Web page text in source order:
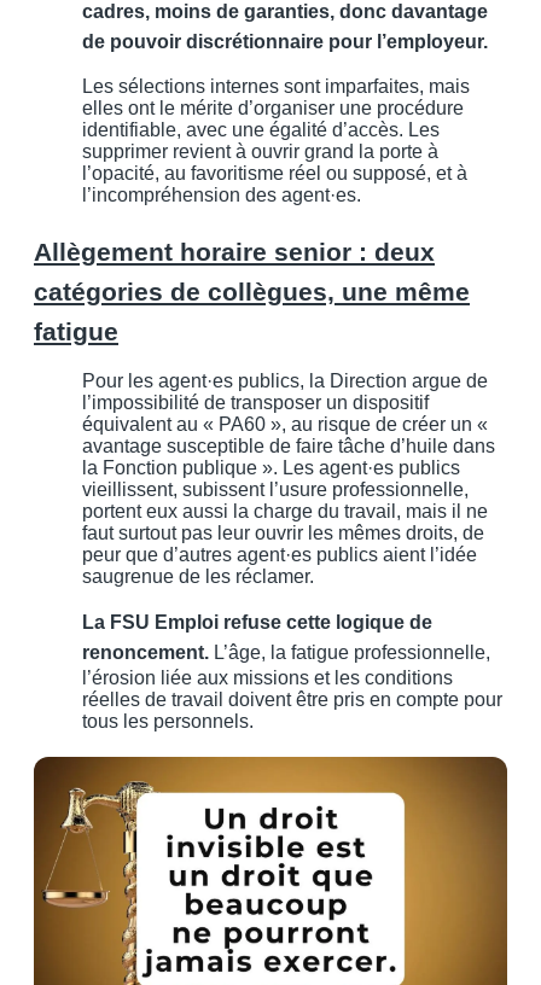
cadres, moins de garanties, donc davantage
de pouvoir discrétionnaire pour l’employeur.
Les sélections internes sont imparfaites, mais
elles ont le mérite d’organiser une procédure
identifiable, avec une égalité d’accès. Les
supprimer revient à ouvrir grand la porte à
l’opacité, au favoritisme réel ou supposé, et à
l’incompréhension des agent·es.
Allègement horaire senior : deux
catégories de collègues, une même
fatigue
Pour les agent·es publics, la Direction argue de
l’impossibilité de transposer un dispositif
équivalent au « PA60 », au risque de créer un «
avantage susceptible de faire tâche d’huile dans
la Fonction publique ». Les agent·es publics
vieillissent, subissent l’usure professionnelle,
portent eux aussi la charge du travail, mais il ne
faut surtout pas leur ouvrir les mêmes droits, de
peur que d’autres agent·es publics aient l’idée
saugrenue de les réclamer.
La FSU Emploi refuse cette logique de
renoncement. L’âge, la fatigue professionnelle,
l’érosion liée aux missions et les conditions
réelles de travail doivent être pris en compte pour
tous les personnels.